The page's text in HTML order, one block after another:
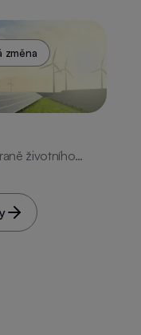
změna
životního